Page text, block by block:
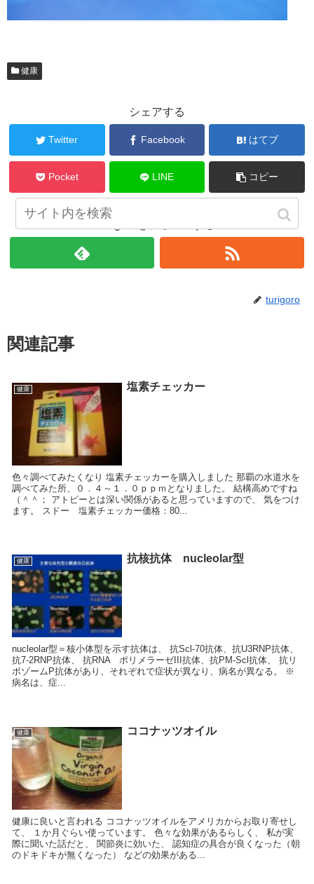
健康
シェアする
Twitter Facebook はてブ
Pocket LINE コピー
turigoro
関連記事
健康 塩素チェッカー
色々調べてみたくなり 塩素チェッカーを購入しました 那覇の水道水を
調べてみた所、０．４～１．０ｐｐｍとなりました。 結構高めですね
（＾＾； アトピーとは深い関係があると思っていますので、 気をつけ
ます。 スドー 塩素チェッカー価格：80...
健康 抗核抗体 nucleolar型
nucleolar型＝核小体型を示す抗体は、 抗Scl-70抗体、抗U3RNP抗体、
抗7-2RNP抗体、 抗RNA ポリメラーゼIII抗体、抗PM-Scl抗体、 抗リ
ボゾームP抗体があり、それぞれで症状が異なり、病名が異なる。 ※
病名は、症...
健康 ココナッツオイル
健康に良いと言われる ココナッツオイルをアメリカからお取り寄せし
て、 １か月ぐらい使っています。 色々な効果があるらしく、 私が実
際に聞いた話だと、 関節炎に効いた、 認知症の具合が良くなった（朝
のドキドキが無くなった） などの効果がある...